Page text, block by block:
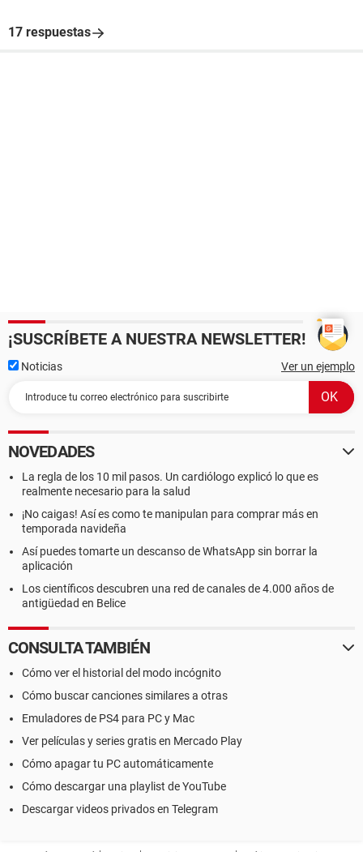
17 respuestas
¡SUSCRÍBETE A NUESTRA NEWSLETTER!
Noticias Ver un ejemplo
NOVEDADES
La regla de los 10 mil pasos. Un cardiólogo explicó lo que es
realmente necesario para la salud
¡No caigas! Así es como te manipulan para comprar más en
temporada navideña
Así puedes tomarte un descanso de WhatsApp sin borrar la
aplicación
Los científicos descubren una red de canales de 4.000 años de
antigüedad en Belice
CONSULTA TAMBIÉN
Cómo ver el historial del modo incógnito
Cómo buscar canciones similares a otras
Emuladores de PS4 para PC y Mac
Ver películas y series gratis en Mercado Play
Cómo apagar tu PC automáticamente
Cómo descargar una playlist de YouTube
Descargar videos privados en Telegram